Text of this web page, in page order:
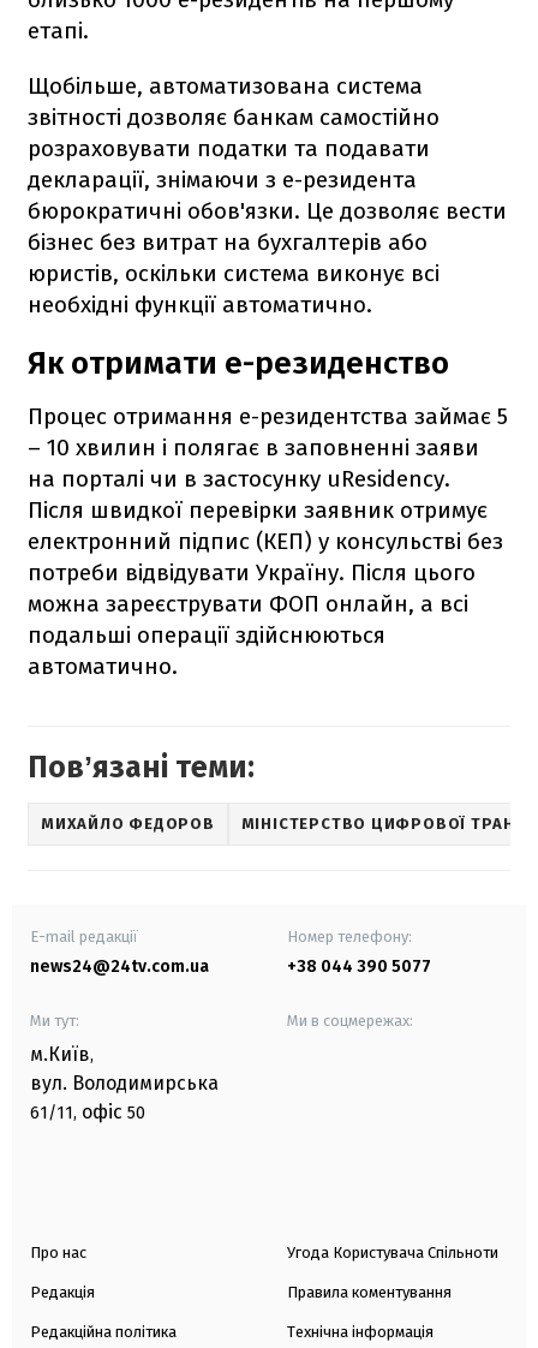
етапі.
Щобільше, автоматизована система
звітності дозволяє банкам самостійно
розраховувати податки та подавати
декларації, знімаючи з е-резидента
бюрократичні обов'язки. Це дозволяє вести
бізнес без витрат на бухгалтерів або
юристів, оскільки система виконує всі
необхідні функції автоматично.
Як отримати е-резиденство
Процес отримання е-резидентства займає 5
– 10 хвилин і полягає в заповненні заяви
на порталі чи в застосунку uResidency.
Після швидкої перевірки заявник отримує
електронний підпис (КЕП) у консульстві без
потреби відвідувати Україну. Після цього
можна зареєструвати ФОП онлайн, а всі
подальші операції здійснюються
автоматично.
Повʼязані теми:
МИХАЙЛО ФЕДОРОВ МІНІСТЕРСТВО ЦИФРОВОЇ
E-mail редакції
news24@24tv.com.ua
Номер телефону:
+38 044 390 5077
Ми тут:
м.Київ,
вул. Володимирська
61/11, офіс 50
Ми в соцмережах:
Про нас
Редакція
Редакційна політика
Угода Користувача Спільноти
Правила коментування
Технічна інформація